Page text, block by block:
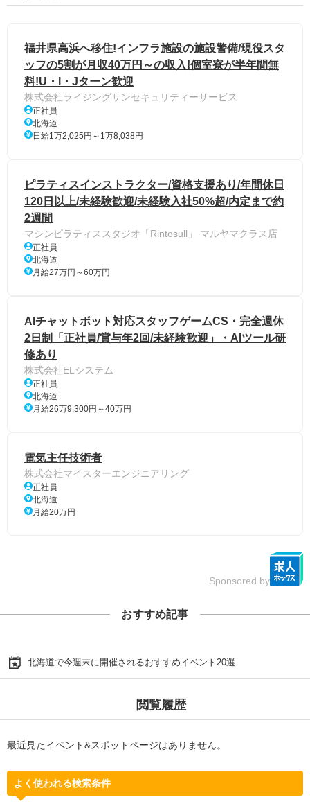
福井県高浜へ移住!インフラ施設の施設警備/現役スタ
ッフの5割が月収40万円～の収入!個室寮が半年間無
料!U・I・Jターン歓迎
株式会社ライジングサンセキュリティーサービス
正社員
北海道
日給1万2,025円～1万8,038円
ピラティスインストラクター/資格支援あり/年間休日
120日以上/未経験歓迎/未経験入社50%超/内定まで約
2週間
マシンピラティススタジオ「Rintosull」 マルヤマクラス店
正社員
北海道
月給27万円～60万円
AIチャットボット対応スタッフゲームCS・完全週休
2日制「正社員/賞与年2回/未経験歓迎」・AIツール研
修あり
株式会社ELシステム
正社員
北海道
月給26万9,300円～40万円
電気主任技術者
株式会社マイスターエンジニアリング
正社員
北海道
月給20万円
Sponsored by
おすすめ記事
北海道で今週末に開催されるおすすめイベント20選
閲覧履歴
最近見たイベント&スポットページはありません。
よく使われる検索条件